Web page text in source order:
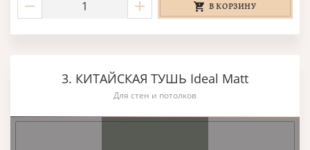
В КОРЗИНУ
3. КИТАЙСКАЯ ТУШЬ Ideal Matt
Для стен и потолков